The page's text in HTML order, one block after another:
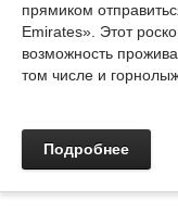
прямиком
Emirates». Этот
возможность
том числе и
Подробнее